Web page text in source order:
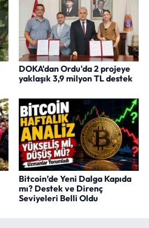
DOKA'dan Ordu'da 2 projeye
yaklaşık 3,9 milyon TL destek
Bitcoin’de Yeni Dalga Kapıda
mı? Destek ve Direnç
Seviyeleri Belli Oldu